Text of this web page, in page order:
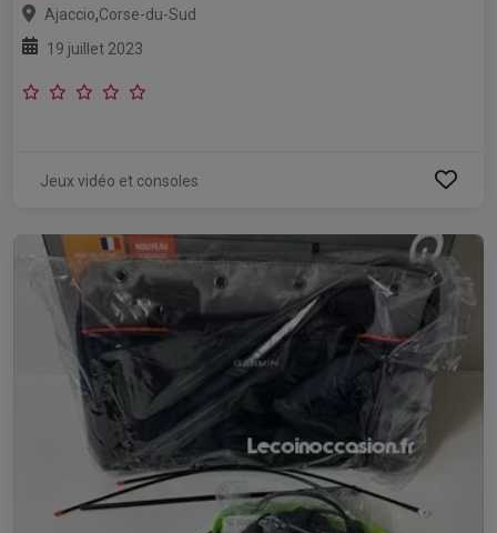
Ajaccio,Corse-du-Sud
19 juillet 2023
Jeux vidéo et consoles